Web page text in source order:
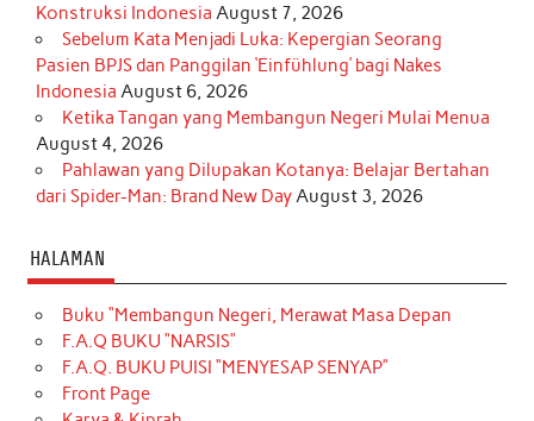
Konstruksi Indonesia August 7, 2026
Sebelum Kata Menjadi Luka: Kepergian Seorang
Pasien BPJS dan Panggilan ‘Einfühlung’ bagi Nakes
Indonesia August 6, 2026
Ketika Tangan yang Membangun Negeri Mulai Menua
August 4, 2026
Pahlawan yang Dilupakan Kotanya: Belajar Bertahan
dari Spider-Man: Brand New DayAugust 3, 2026
HALAMAN
Buku “Membangun Negeri, Merawat Masa Depan
F.A.Q BUKU “NARSIS”
F.A.Q. BUKU PUISI “MENYESAP SENYAP”
Front Page